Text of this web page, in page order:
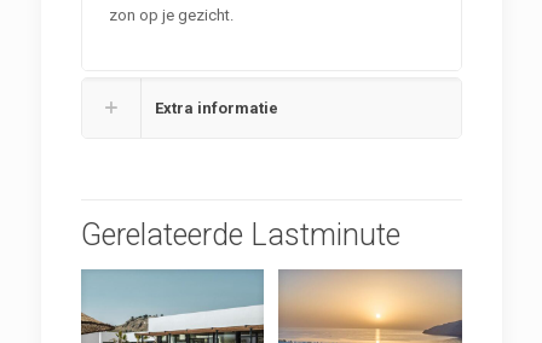
zon op je gezicht.
Extra informatie
Gerelateerde Lastminute